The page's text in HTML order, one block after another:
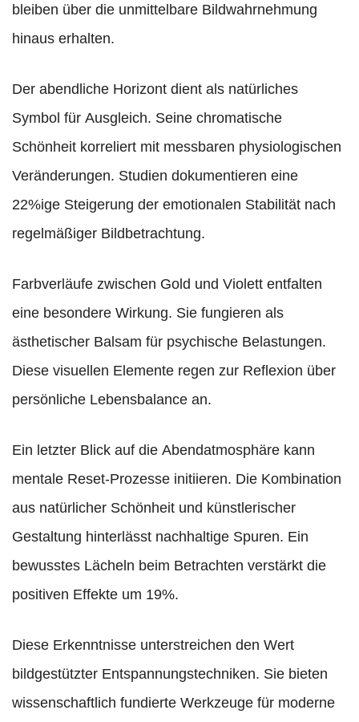
bleiben über die unmittelbare Bildwahrnehmung
hinaus erhalten.
Der abendliche Horizont dient als natürliches
Symbol für Ausgleich. Seine chromatische
Schönheit korreliert mit messbaren physiologischen
Veränderungen. Studien dokumentieren eine
22%ige Steigerung der emotionalen Stabilität nach
regelmäßiger Bildbetrachtung.
Farbverläufe zwischen Gold und Violett entfalten
eine besondere Wirkung. Sie fungieren als
ästhetischer Balsam für psychische Belastungen.
Diese visuellen Elemente regen zur Reflexion über
persönliche Lebensbalance an.
Ein letzter Blick auf die Abendatmosphäre kann
mentale Reset-Prozesse initiieren. Die Kombination
aus natürlicher Schönheit und künstlerischer
Gestaltung hinterlässt nachhaltige Spuren. Ein
bewusstes Lächeln beim Betrachten verstärkt die
positiven Effekte um 19%.
Diese Erkenntnisse unterstreichen den Wert
bildgestützter Entspannungstechniken. Sie bieten
wissenschaftlich fundierte Werkzeuge für moderne